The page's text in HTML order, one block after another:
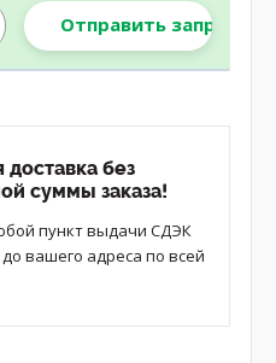
Отправить запрос
доставка без
суммы заказа!
пункт выдачи СДЭК
вашего адреса по всей